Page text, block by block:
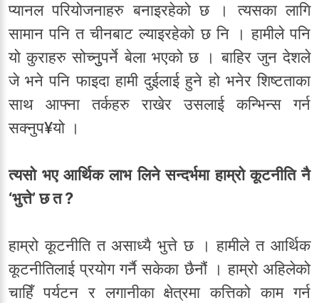
प्यानल परियोजनाहरु बनाइरहेको छ । त्यसका लागि
सामान पनि त चीनबाट ल्याइरहेको छ नि । हामीले पनि
यो कुराहरु सोच्नुुपर्ने बेला भएको छ । बाहिर जुन देशले
जे भने पनि फाइदा हामी दुईलाई हुने हो भनेर शिष्टताका
साथ आफ्ना तर्कहरु राखेर उसलाई कन्भिन्स गर्न
सक्नुप¥यो ।
त्यसो भए आर्थिक लाभ लिने सन्दर्भमा हाम्रो कूटनीति नै
‘भुत्ते’ छ त ?
हाम्रो कूटनीति त असाध्यै भुत्ते छ । हामीले त आर्थिक
कूटनीतिलाई प्रयोग गर्नै सकेका छैनौं । हाम्रो अहिलेको
चाहिँ पर्यटन र लगानीका क्षेत्रमा कत्तिको काम गर्न